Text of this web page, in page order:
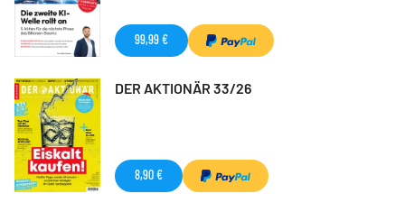
99,99 €
DER AKTIONÄR 33/26
8,90 €